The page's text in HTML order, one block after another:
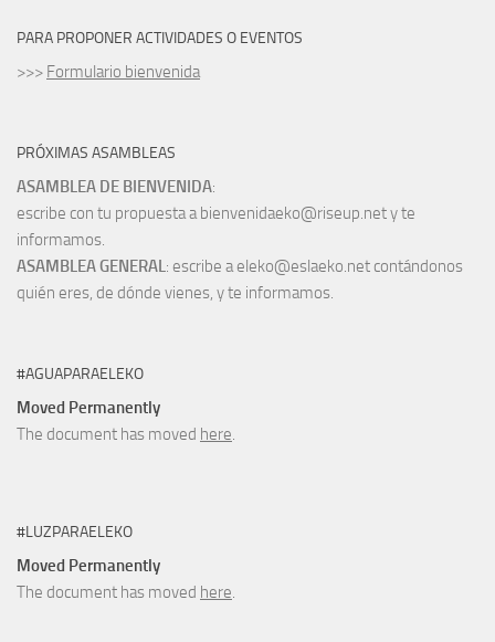
PARA PROPONER ACTIVIDADES O EVENTOS
>>> Formulario bienvenida
PRÓXIMAS ASAMBLEAS
ASAMBLEA DE BIENVENIDA:
escribe con tu propuesta a bienvenidaeko@riseup.net y te
informamos.
ASAMBLEA GENERAL: escribe a eleko@eslaeko.net contándonos
quién eres, de dónde vienes, y te informamos.
#AGUAPARAELEKO
Moved Permanently
The document has moved here.
#LUZPARAELEKO
Moved Permanently
The document has moved here.